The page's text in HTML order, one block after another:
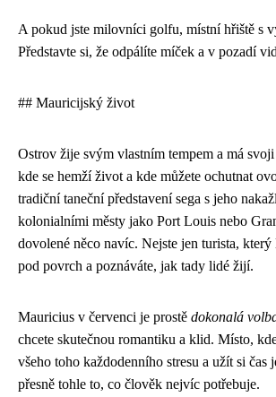
A pokud jste milovníci golfu, místní hřiště s
Představte si, že odpálíte míček a v pozadí
## Mauricijský život
Ostrov žije svým vlastním tempem a má
kde se hemží život a kde můžete ochutnat
tradiční taneční představení sega s jeho
kolonialními městy jako Port Louis nebo
dovolené něco navíc. Nejste jen turista,
pod povrch a poznáváte, jak tady lidé žijí.
Mauricius v červenci je prostě dokonalá
chcete skutečnou romantiku a klid. Místo,
všeho toho každodenního stresu a užít si
přesně tohle to, co člověk nejvíc potřebuje.